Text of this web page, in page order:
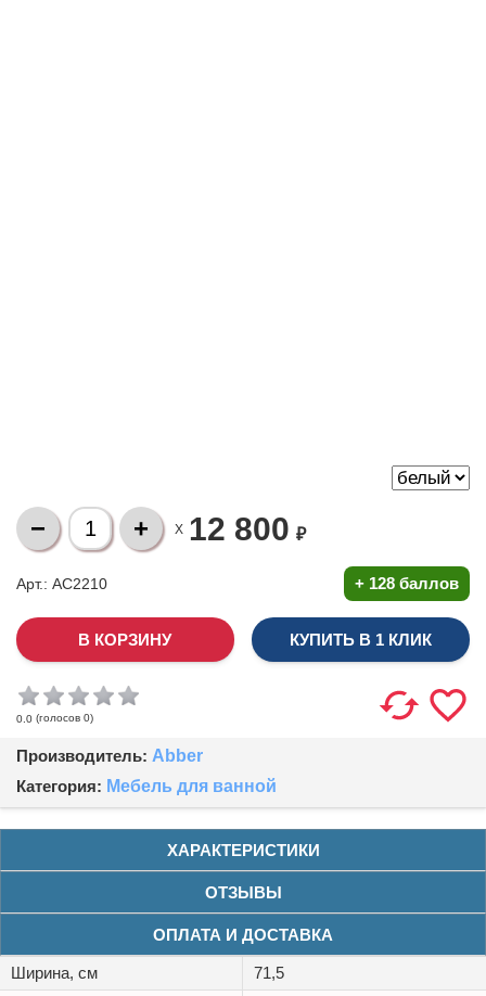
X 12 800 ₽
Арт.: AC2210 + 128 баллов
КУПИТЬ В 1 КЛИК
0.0 (голосов 0)
Производитель: Abber
Категория: Мебель для ванной
ХАРАКТЕРИСТИКИ
ОТЗЫВЫ
ОПЛАТА И ДОСТАВКА
Ширина, см
71,5